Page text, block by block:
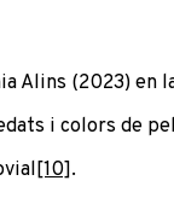
Alins (2023) en
i colors de
[10].